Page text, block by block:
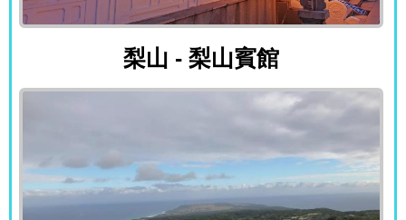
梨山 - 梨山賓館
梨山 - 梨山賓館